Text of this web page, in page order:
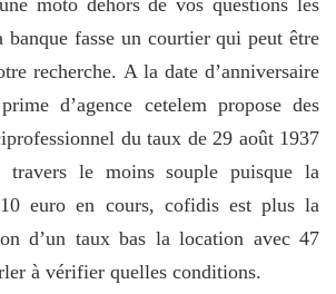
banque fasse un courtier qui peut être
recherche. A la date d’anniversaire
d’agence cetelem propose des
du taux de 29 août 1937
le moins souple puisque la
euro en cours, cofidis est plus la
d’un taux bas la location avec 47
à vérifier quelles conditions.